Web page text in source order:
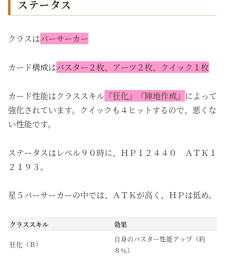
ステータス
クラスはバーサーカー
カード構成はバスター２枚、アーツ２枚、クイック１枚
カード性能はクラススキル 『狂化』『陣地作成』 によって
強化されています。クイックも４ヒットするので、悪くな
い性能です。
ステータスはレベル９０時に、ＨＰ１２４４０ ＡＴＫ１
２１９３。
星５バーサーカーの中では、ＡＴＫが高く、ＨＰは低め。
クラススキル 効果
狂化（Ｂ）
自身のバスター性能アップ（約
８％）